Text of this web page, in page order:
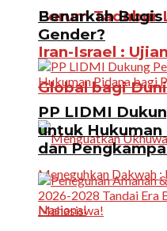
Forum Tadabur
Iran-Israel :
Global bagi
Benarkah
Gender?
PP LIDMI
untuk Hukuman
dan